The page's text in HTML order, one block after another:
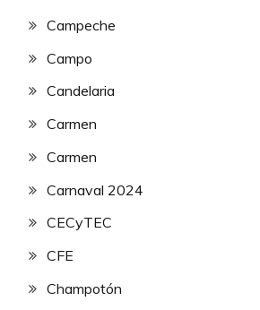
Campeche
Campo
Candelaria
Carmen
Carmen
Carnaval 2024
CECyTEC
CFE
Champotón